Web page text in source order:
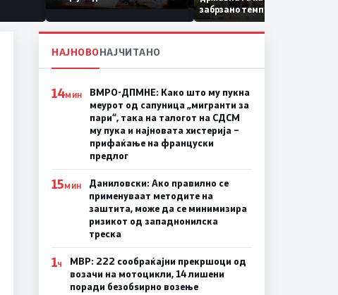
Коридор 8, Македонија
станува раскрсница на
Балканот
забрзано темпо
НАЈНОВОНАЈЧИТАНО
14МИН
ВМРО-ДПМНЕ: Како што му пукна
меурот од сапуница „мигранти за
пари“, така на талогот на СДСМ
му пука и најновата хистерија –
прифаќање на француски
предлог
15МИН
Даниловски: Ако правилно се
применуваат методите на
заштита, може да се минимизира
ризикот од западнонилска
треска
1Ч
МВР: 222 сообраќајни прекршоци од
возачи на мотоцикли, 14 лишени
поради безобѕирно возење